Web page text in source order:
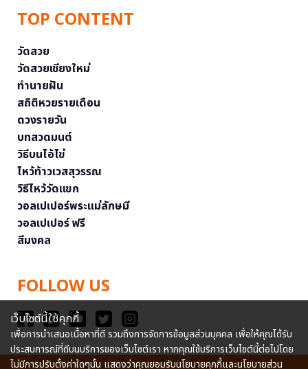
TOP CONTENT
วัดสวย
วัดสวยเชียงใหม่
ทำนายฝัน
สถิติหวยรายเดือน
ดวงรายวัน
บทสวดมนต์
วิธีบนไอ้ไข่
ไหว้ท้าวเวสสุวรรณ
วิธีไหว้วัดแขก
วอลเปเปอร์พระแม่ลักษมี
วอลเปเปอร์ ฟรี
สีมงคล
FOLLOW US
เว็บไซต์นี้ใช้คุกกี้
เพื่อการนำเสนอเนื้อหาที่ดี รวมถึงการจัดการข้อมูลส่วนบุคคล เพื่อให้คุณได้รับ
ประสบการณ์ที่ดีบนบริการของเว็บไซต์เรา หากคุณใช้บริการเว็บไซต์นี้ต่อไปโดย
ไม่มีการปรับตั้งค่าใดๆนั้น แสดงว่าคุณยอมรับนโยบายคุกกี้และนโยบายส่วน